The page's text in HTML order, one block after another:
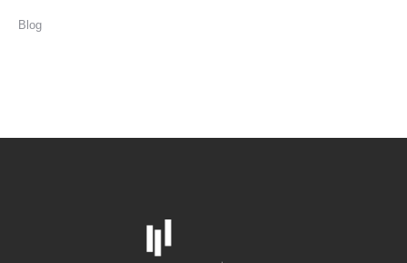
Blog